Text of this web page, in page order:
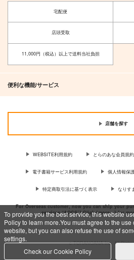
To provide you the best service, this website
Policy to learn more.You must agree to the
website, but you can also refuse the use of
settings.
Check our Cookie Policy
宅配便
店頭受取
11,000円（税込）以上で送料当社負担
便利な機能/サービス
店舗を探す
WEBSITE利用規約 とらのあな会員規約
電子書籍サービス利用規約 個人情報保
特定商取引法に基づく表示 なりす
For Overseas customer, now you can ship your
services “AOCS”! Click {more…} for
c TORANOANA Inc, All